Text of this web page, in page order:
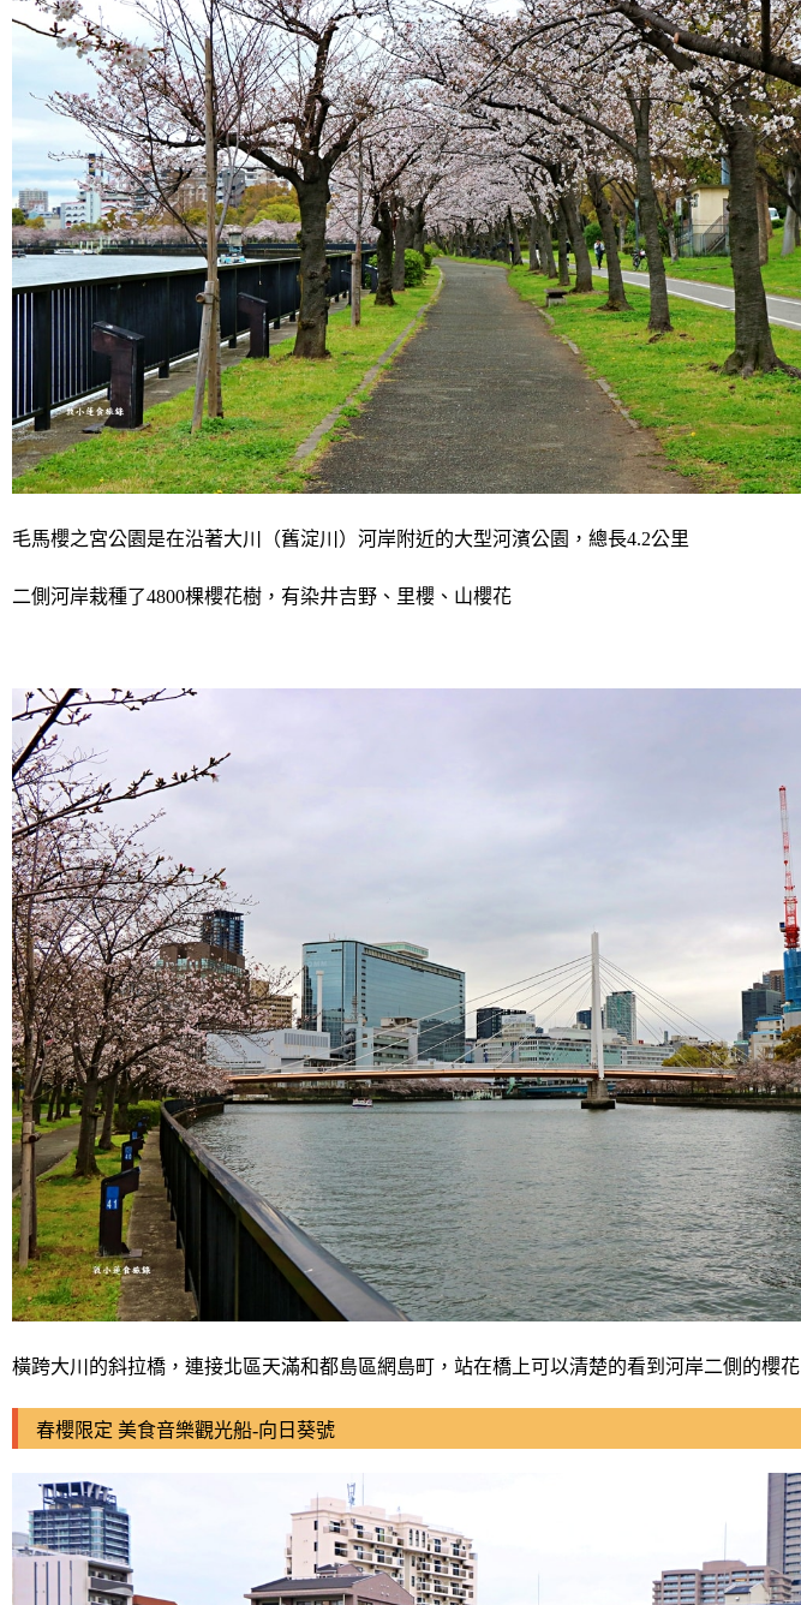
毛馬櫻之宮公園是在沿著大川（舊淀川）河岸附近的大型河濱公園，總長4.2公里
二側河岸栽種了4800棵櫻花樹，有染井吉野、里櫻、山櫻花
橫跨大川的斜拉橋，連接北區天滿和都島區網島町，站在橋上可以清楚的看到河岸二側的櫻花
春櫻限定 美食音樂觀光船-向日葵號